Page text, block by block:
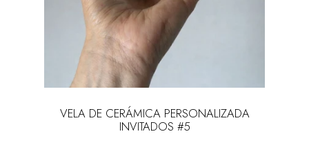
VELA DE CERÁMICA PERSONALIZADA
INVITADOS #5